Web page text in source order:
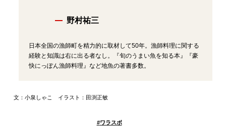
野村祐三
日本全国の漁師町を精力的に取材して50年。漁師料理に関する
経験と知識は右に出る者なし。『旬のうまい魚を知る本』『豪
快にっぽん漁師料理』など地魚の著書多数。
文：小泉しゃこ イラスト：田渕正敏
#ワラスボ